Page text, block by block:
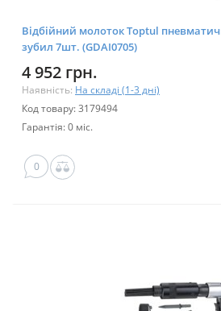
Відбійний молоток Toptul
зубил 7шт. (GDAI0705)
4 952 грн.
Наявність: На складі (1-3 дні)
Код товару: 3179494
Гарантія: 0 міс.
0